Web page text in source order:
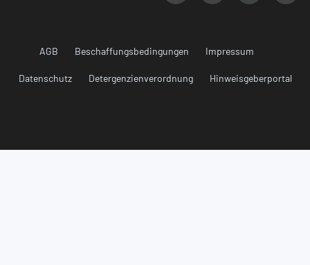
AGB Beschaffungsbedingungen Impressum
Datenschutz Detergenzienverordnung Hinweisgeberportal